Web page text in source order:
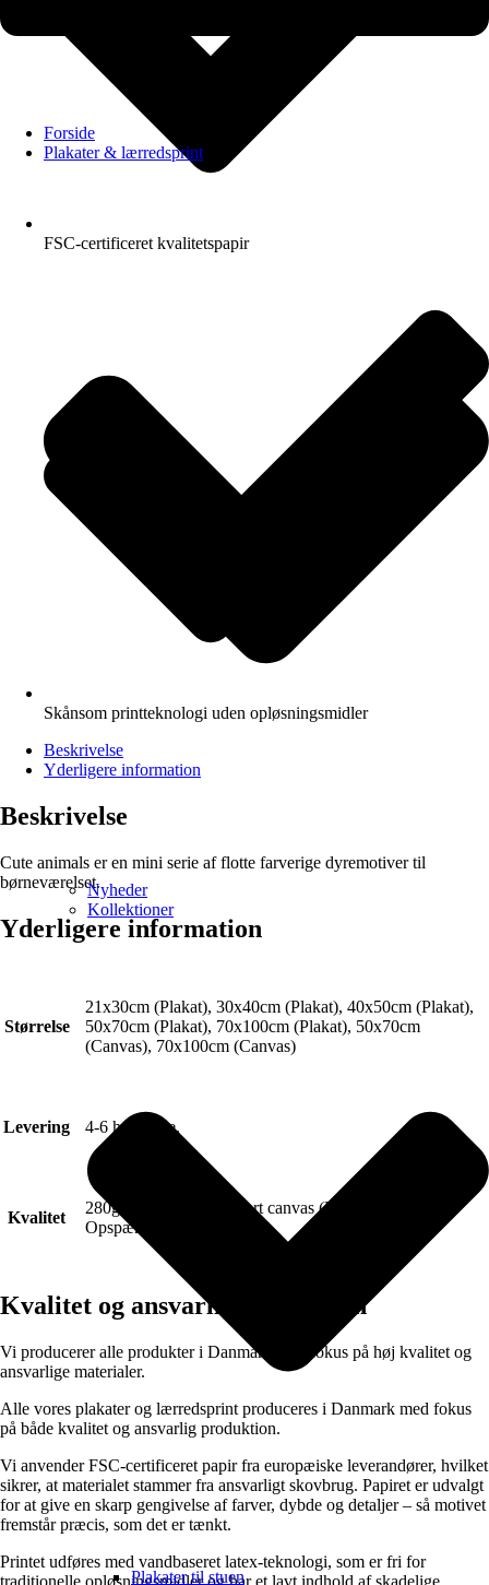
Forside
Plakater & lærredsprint
Nyheder
Kollektioner
Plakater til stuen
FSC-certificeret kvalitetspapir
Skånsom printteknologi uden opløsningsmidler
Beskrivelse
Yderligere information
Beskrivelse
Cute animals er en mini serie af flotte farverige dyremotiver til
børneværelset.
Yderligere information
Størrelse
21x30cm (Plakat), 30x40cm (Plakat), 40x50cm (Plakat),
50x70cm (Plakat), 70x100cm (Plakat), 50x70cm
(Canvas), 70x100cm (Canvas)
Levering 4-6 hverdage.
Kvalitet
280g FSC Certificeret Art canvas (Lærred).
Opspændt på blindramme.
Kvalitet og ansvarlig produktion
Vi producerer alle produkter i Danmark med fokus på høj kvalitet og
ansvarlige materialer.
Alle vores plakater og lærredsprint produceres i Danmark med fokus
på både kvalitet og ansvarlig produktion.
Vi anvender FSC-certificeret papir fra europæiske leverandører, hvilket
sikrer, at materialet stammer fra ansvarligt skovbrug. Papiret er udvalgt
for at give en skarp gengivelse af farver, dybde og detaljer – så motivet
fremstår præcis, som det er tænkt.
Printet udføres med vandbaseret latex-teknologi, som er fri for
traditionelle opløsningsmidler og har et lavt indhold af skadelige